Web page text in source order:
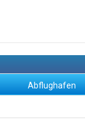
Abflughafen